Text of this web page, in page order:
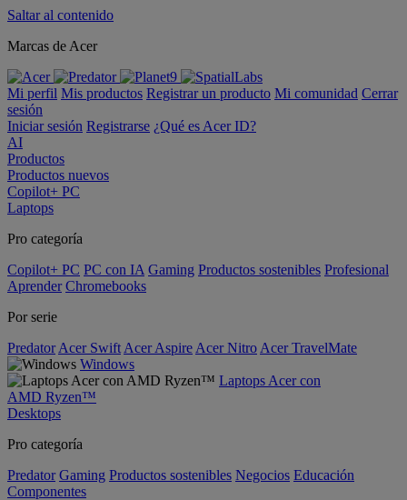
Saltar al contenido
Marcas de Acer
Mi perfil Mis productos Registrar un producto Mi comunidad Cerrar
sesión
Iniciar sesión Registrarse ¿Qué es Acer ID?
AI
Productos
Productos nuevos
Copilot+ PC
Laptops
Pro categoría
Copilot+ PC PC con IA Gaming Productos sostenibles Profesional
Aprender Chromebooks
Por serie
Predator Acer Swift Acer Aspire Acer Nitro Acer TravelMate
Windows
Laptops Acer con
AMD Ryzen™
Desktops
Pro categoría
Predator Gaming Productos sostenibles Negocios Educación
Componentes